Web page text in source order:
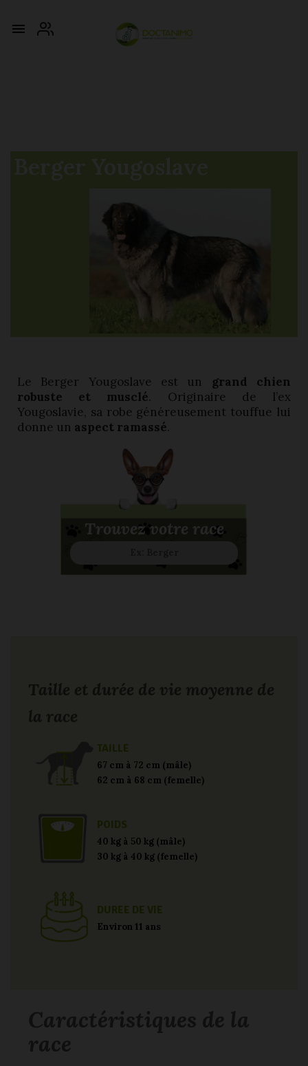

Trouvez votre race
Le Berger Yougoslave est un
grand chien
robuste et musclé. Originaire de l’ex
Yougoslavie, sa robe généreusement touffue lui
donne un aspect ramassé.
TAILLE
67 cm à 72 cm (mâle)
62 cm à 68 cm (femelle)
POIDS
40 kg à 50 kg (mâle)
30 kg à 40 kg (femelle)
DUREE DE VIE
Environ 11 ans